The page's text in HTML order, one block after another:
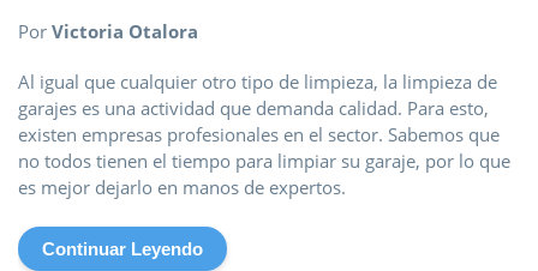
Por Victoria Otalora
Al igual que cualquier otro tipo de limpieza, la limpieza de
garajes es una actividad que demanda calidad. Para esto,
existen empresas profesionales en el sector. Sabemos que
no todos tienen el tiempo para limpiar su garaje, por lo que
es mejor dejarlo en manos de expertos.
Continuar Leyendo